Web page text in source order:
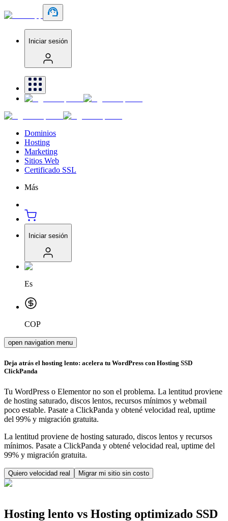
Iniciar sesión
Dominios
Hosting
Marketing
Sitios Web
Certificado SSL
Más
Iniciar sesión
Es
COP
open navigation menu
Deja atrás el hosting lento: acelera tu WordPress con Hosting SSD
ClickPanda
Tu WordPress o Elementor no son el problema. La lentitud proviene
de hosting saturado, discos lentos, recursos mínimos y webmail
poco estable. Pasate a ClickPanda y obtené velocidad real, uptime
del 99% y migración gratuita.
La lentitud proviene de hosting saturado, discos lentos y recursos
mínimos. Pasate a ClickPanda y obtené velocidad real, uptime del
99% y migración gratuita.
Quiero velocidad real Migrar mi sitio sin costo
Hosting lento vs Hosting optimizado SSD